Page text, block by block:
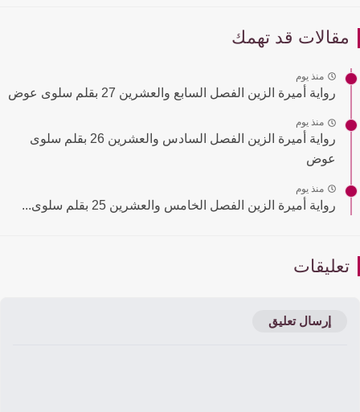
قد تهمك
منذ يوم
رواية أميرة الزين الفصل السابع والعشرين 27 بقلم سلوى عوض
منذ يوم
رواية أميرة الزين الفصل السادس والعشرين 26 بقلم سلوى
عوض
منذ يوم
رواية أميرة الزين الفصل الخامس والعشرين 25 بقلم سلوى...
إرسال تعليق